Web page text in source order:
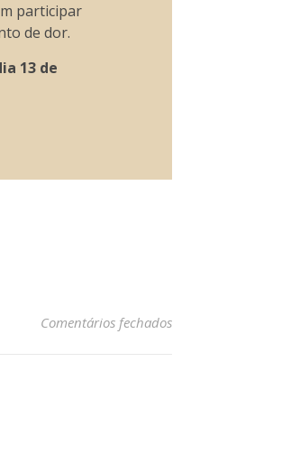
participar
de dor.
13 de
Comentários fechadosem Maria de Jesus